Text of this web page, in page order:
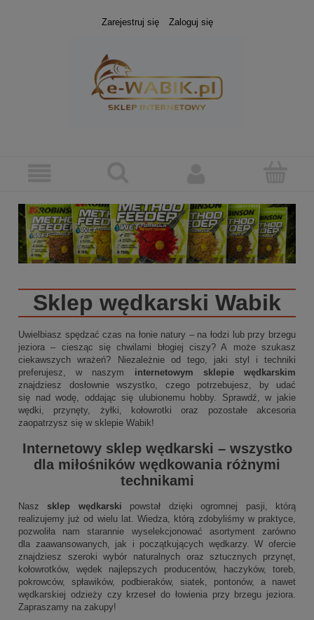
Zarejestruj się Zaloguj się
Sklep wędkarski Wabik
Uwielbiasz spędzać czas na łonie natury – na łodzi lub przy brzegu
jeziora – ciesząc się chwilami błogiej ciszy? A może szukasz
ciekawszych wrażeń? Niezależnie od tego, jaki styl i techniki
preferujesz, w naszym internetowym sklepie wędkarskim
znajdziesz dosłownie wszystko, czego potrzebujesz, by udać
się nad wodę, oddając się ulubionemu hobby. Sprawdź, w jakie
wędki, przynęty, żyłki, kołowrotki oraz pozostałe akcesoria
zaopatrzysz się w sklepie Wabik!
Internetowy sklep wędkarski – wszystko
dla miłośników wędkowania różnymi
technikami
Naszsklep wędkarski powstał dzięki ogromnej pasji, którą
realizujemy już od wielu lat. Wiedza, którą zdobyliśmy w praktyce,
pozwoliła nam starannie wyselekcjonować asortyment zarówno
dla zaawansowanych, jak i początkujących wędkarzy. W ofercie
znajdziesz szeroki wybór naturalnych oraz sztucznych przynęt,
kołowrotków, wędek najlepszych producentów, haczyków, toreb,
pokrowców, spławików, podbieraków, siatek, pontonów, a nawet
wędkarskiej odzieży czy krzeseł do łowienia przy brzegu jeziora.
Zapraszamy na zakupy!